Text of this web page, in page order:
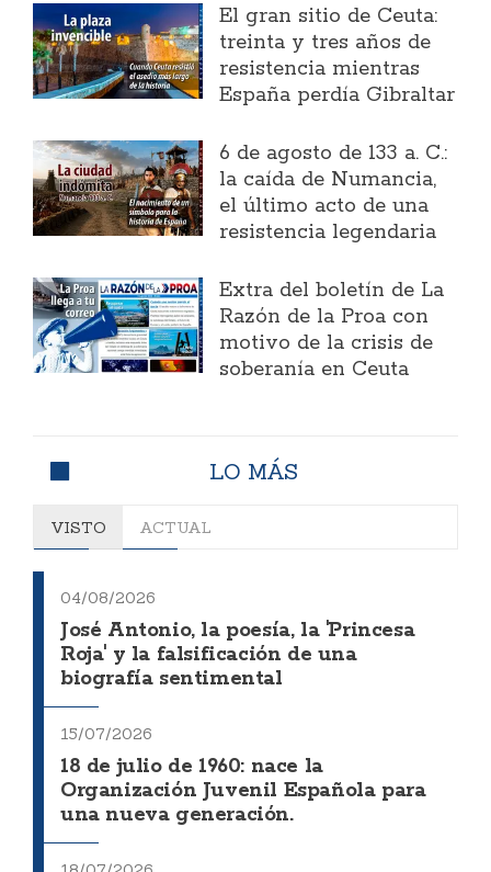
El gran sitio de Ceuta:
treinta y tres años de
resistencia mientras
España perdía Gibraltar
6 de agosto de 133 a. C.:
la caída de Numancia,
el último acto de una
resistencia legendaria
Extra del boletín de La
Razón de la Proa con
motivo de la crisis de
soberanía en Ceuta
LO MÁS
VISTO ACTUAL
04/08/2026
José Antonio, la poesía, la 'Princesa
Roja' y la falsificación de una
biografía sentimental
15/07/2026
18 de julio de 1960: nace la
Organización Juvenil Española para
una nueva generación.